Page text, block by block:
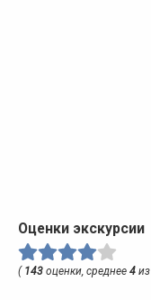
Оценки экскурсии
( 143 оценки, среднее 4 из